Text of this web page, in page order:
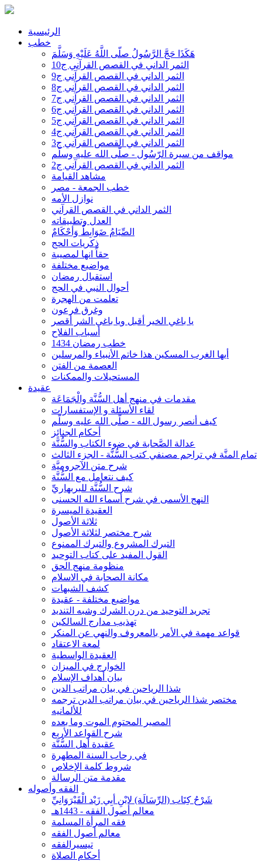
الرئيسية
خطب
هَكَذَا حَجَّ الرَّسُولُ صلّى اللَّهُ عَلَيْهِ وَسَلَّمَ
الثمر الداني في القصص القرآني ج10
الثمر الداني في القصص القرآني ج9
الثمر الداني في القصص القرآني ج8
الثمر الداني في القصص القرآني ج7
الثمر الداني في القصص القرآني ج6
الثمر الداني في القصص القرآني ج5
الثمر الداني في القصص القرآني ج4
الثمر الداني في القصص القرآني ج3
مواقف من سيرة الرّسُول - صلّى الله عليه وسلّم
الثمر الداني في القصص القرآني ج2
مشاهد القيامة
خطب الجمعة - مصر
نوازل الأمه
الثمر الداني في القصص القرآني
العدل وتطبيقاته
الصِّيَامُ ضَوَابِطٌ وَأحْكَامٌ
ذكريات الحج
حقاً انها لمصيبة
مواضيع مختلفة
استقبال رمضان
أحوال النبي في الحج
تعلمت من الهجرة
وغرق فرعون
يا باغي الخير أقبل ويا باغي الشر أقصر
أسباب الفلاح
خطب رمضان 1434
أيها الغرب المسكين هذا خاتم الأنبياء والمرسلين
العصمة من الفتن
المستحيلات والممكنات
عقيدة
مقدمات في منهج أهل السُّنَّة والْجَمَاعَة
لقاء الأسئلة و الإستفسارات
كيف أنصر رسول الله - صلّى الله عليه وسلّم
أحكام الجنائِز
عدالة الصَّحابة في ضوء الكتاب والسُّنَّة
تمام المنَّة في تراجم مصنفي كتب السُّنَّة - الجزء الثالث
شرح متن الآجروميَّة
كيف نتعامل مع السُّنَّة
شرح السُّنَّة للبربهاريِّ
النهج الأسمى في شرح أسماء الله الحسنى
العقيدة الميسرة
ثلاثة الأصول
شرح مختصر لثلاثة الأصول
التبرك المشروع والتبرك الممنوع
القول المفيد على كتاب التوحيد
منظومة منهج الحق
مكانة الصحابة في الاسلام
كشف الشبهات
مواضيع مختلفة - عقيدة
تجريد التوحيد من درن الشرك وشبه التنديد
تهذيب مدارج السالكين
قواعد مهمة في الأمر بالمعروف والنهي عن المنكر
لمعة الاعتقاد
العقيدة الواسطية
الخوارج في الميزان
بيان أهداف الإسلام
شذا الرياحين في بيان مراتب الدين
مختصر شذا الرياحين في بيان مراتب الدين ترجمه
للألمانيه
المصير المحتوم الموت وما بعده
شرح القواعد الأربع
عقيدة أهل السُّنَّة
في رحاب السنة المطهرة
شروط كلمة الإخلاص
مقدمة متن الرسالة
الفقه وأصوله
شَرْحُ كِتَاب (الرِّسَالَة) لابْنِ أبِي زَيْد الْقَيْرَوَانِيِّ
معالم أصول الفقه - 1443هـ
فقه المرأة المسلمة
معالم أصول الفقه
تيسيرالفقه
أحكام الصلاة